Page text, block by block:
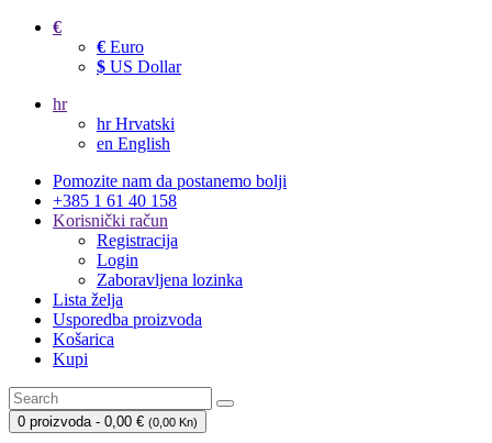
€
€ Euro
$ US Dollar
hr
hrHrvatski
en English
Pomozite nam da postanemo bolji
+385 1 61 40 158
Korisnički račun
Registracija
Login
Zaboravljena lozinka
Lista želja
Usporedba proizvoda
Košarica
Kupi
0 proizvoda - 0,00 € (0,00 Kn)